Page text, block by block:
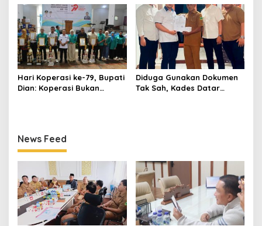
untuk Perkuat Sistem Merit
ASN
Umrah Kuningan, Minta Hak
Jemaah Dipenuhi
Hari Koperasi ke-79, Bupati
Dian: Koperasi Bukan
Diduga Gunakan Dokumen
Tak Sah, Kades Datar
News Feed